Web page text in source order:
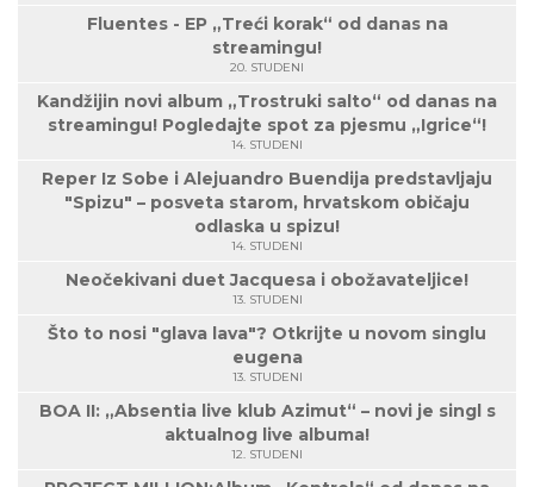
Fluentes - EP „Treći korak“ od danas na
streamingu!
20. STUDENI
Kandžijin novi album „Trostruki salto“ od danas na
streamingu! Pogledajte spot za pjesmu „Igrice“!
14. STUDENI
Reper Iz Sobe i Alejuandro Buendija predstavljaju
"Spizu" – posveta starom, hrvatskom običaju
odlaska u spizu!
14. STUDENI
Neočekivani duet Jacquesa i obožavateljice!
13. STUDENI
Što to nosi "glava lava"? Otkrijte u novom singlu
eugena
13. STUDENI
BOA II: „Absentia live klub Azimut“ – novi je singl s
aktualnog live albuma!
12. STUDENI